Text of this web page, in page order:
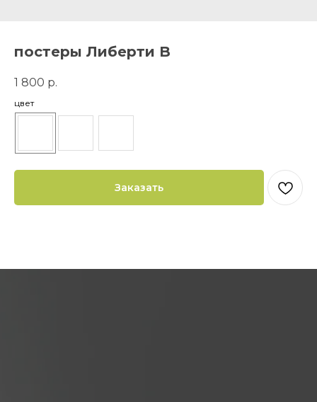
постеры Либерти B
1 800 р.
цвет
Заказать